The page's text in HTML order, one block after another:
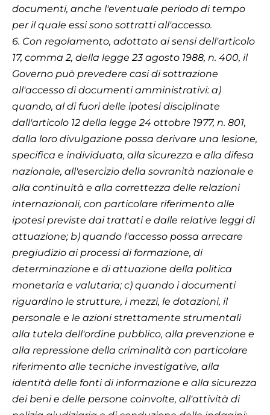
documenti, anche l'eventuale periodo di tempo
per il quale essi sono sottratti all'accesso.
6. Con regolamento, adottato ai sensi dell'articolo
17, comma 2, della legge 23 agosto 1988, n. 400, il
Governo può prevedere casi di sottrazione
all'accesso di documenti amministrativi: a)
quando, al di fuori delle ipotesi disciplinate
dall'articolo 12 della legge 24 ottobre 1977, n. 801,
dalla loro divulgazione possa derivare una lesione,
specifica e individuata, alla sicurezza e alla difesa
nazionale, all'esercizio della sovranità nazionale e
alla continuità e alla correttezza delle relazioni
internazionali, con particolare riferimento alle
ipotesi previste dai trattati e dalle relative leggi di
attuazione; b) quando l'accesso possa arrecare
pregiudizio ai processi di formazione, di
determinazione e di attuazione della politica
monetaria e valutaria; c) quando i documenti
riguardino le strutture, i mezzi, le dotazioni, il
personale e le azioni strettamente strumentali
alla tutela dell'ordine pubblico, alla prevenzione e
alla repressione della criminalità con particolare
riferimento alle tecniche investigative, alla
identità delle fonti di informazione e alla sicurezza
dei beni e delle persone coinvolte, all'attività di